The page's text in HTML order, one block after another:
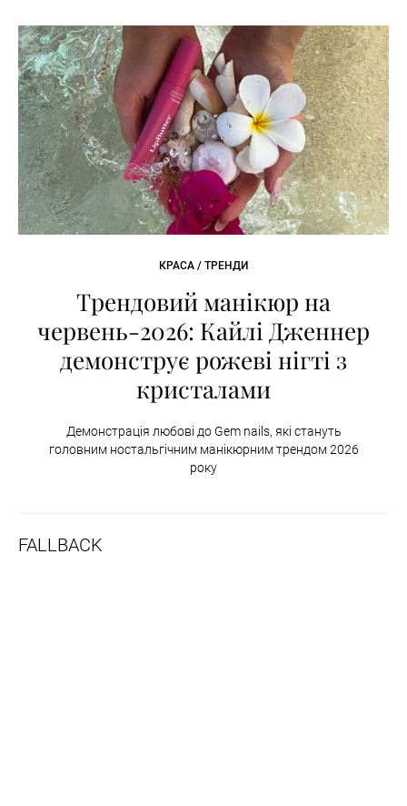
КРАСА / ТРЕНДИ
Трендовий манікюр на
червень-2026: Кайлі Дженнер
демонструє рожеві нігті з
кристалами
Демонстрація любові до Gem nails, які стануть
головним ностальгічним манікюрним трендом 2026
року
FALLBACK